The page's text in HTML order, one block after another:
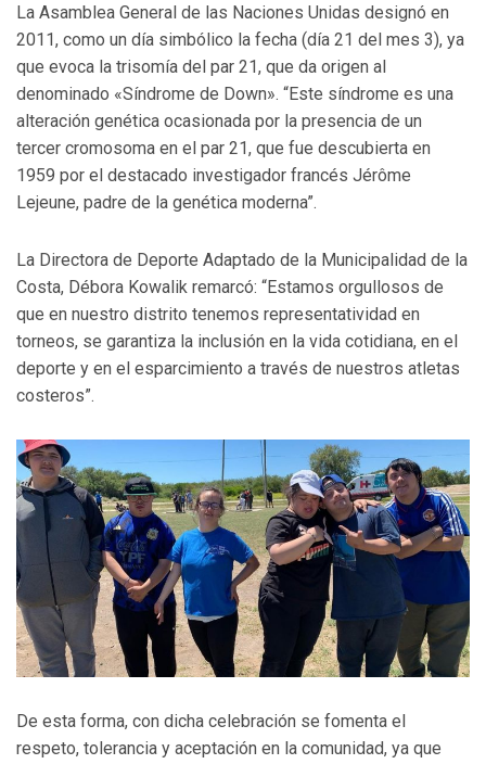
La Asamblea General de las Naciones Unidas designó en
2011, como un día simbólico la fecha (día 21 del mes 3), ya
que evoca la trisomía del par 21, que da origen al
denominado «Síndrome de Down». “Este síndrome es una
alteración genética ocasionada por la presencia de un
tercer cromosoma en el par 21, que fue descubierta en
1959 por el destacado investigador francés Jérôme
Lejeune, padre de la genética moderna”.
La Directora de Deporte Adaptado de la Municipalidad de la
Costa, Débora Kowalik remarcó: “Estamos orgullosos de
que en nuestro distrito tenemos representatividad en
torneos, se garantiza la inclusión en la vida cotidiana, en el
deporte y en el esparcimiento a través de nuestros atletas
costeros”.
De esta forma, con dicha celebración se fomenta el
respeto, tolerancia y aceptación en la comunidad, ya que